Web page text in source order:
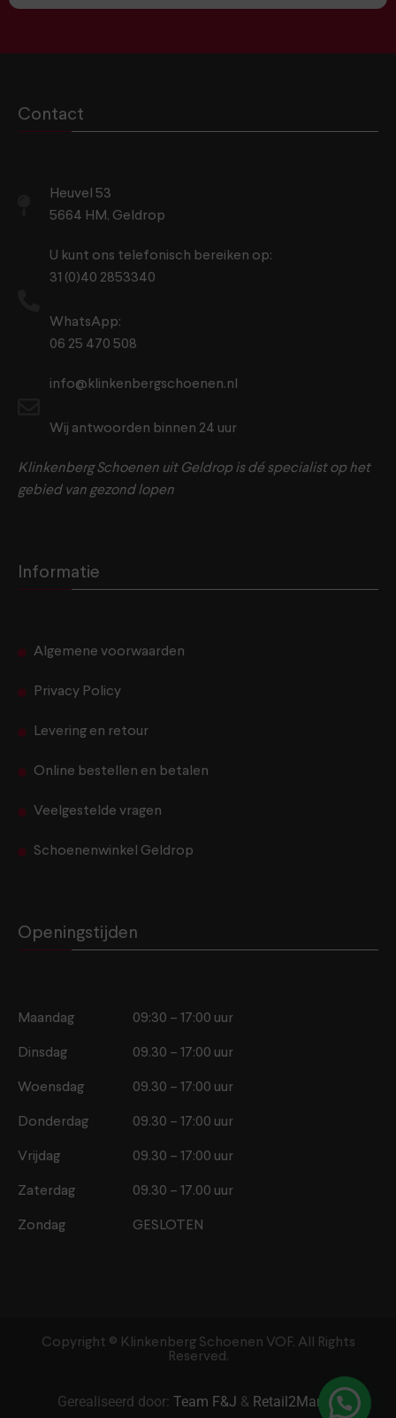
Contact
Heuvel 53
5664 HM, Geldrop
U kunt ons telefonisch bereiken op:
31 (0)40 2853340
WhatsApp:
06 25 470 508
info@klinkenbergschoenen.nl
Wij antwoorden binnen 24 uur
Klinkenberg Schoenen uit Geldrop is dé specialist op het
gebied van gezond lopen
Informatie
Algemene voorwaarden
Privacy Policy
Levering en retour
Online bestellen en betalen
Veelgestelde vragen
Schoenenwinkel Geldrop
Openingstijden
Maandag 09:30 – 17:00 uur
Dinsdag 09.30 – 17:00 uur
Woensdag 09.30 – 17:00 uur
Donderdag 09.30 – 17:00 uur
Vrijdag 09.30 – 17:00 uur
Zaterdag 09.30 – 17.00 uur
Zondag GESLOTEN
Copyright ©️ Klinkenberg Schoenen VOF. All Rights
Reserved.
Gerealiseerd door: Team F&J & Retail2Market